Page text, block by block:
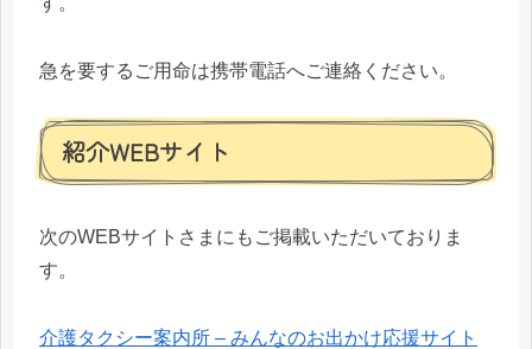
急を要するご用命は携帯電話へご連絡ください。
紹介WEBサイト
次のWEBサイトさまにもご掲載いただいておりま
す。
介護タクシー案内所 – みんなのお出かけ応援サイト